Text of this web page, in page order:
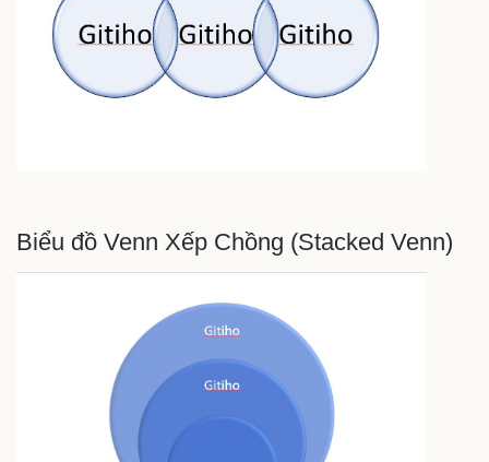
Biểu đồ Venn Xếp Chồng (Stacked Venn)